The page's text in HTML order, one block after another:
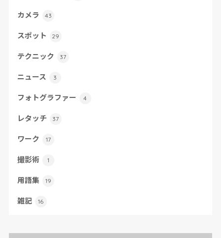
カメラ 43
スポット 29
テクニック 37
ニュース 3
フォトグラファー 4
レタッチ 37
ワーク 17
撮影術 1
用語集 19
雑記 16